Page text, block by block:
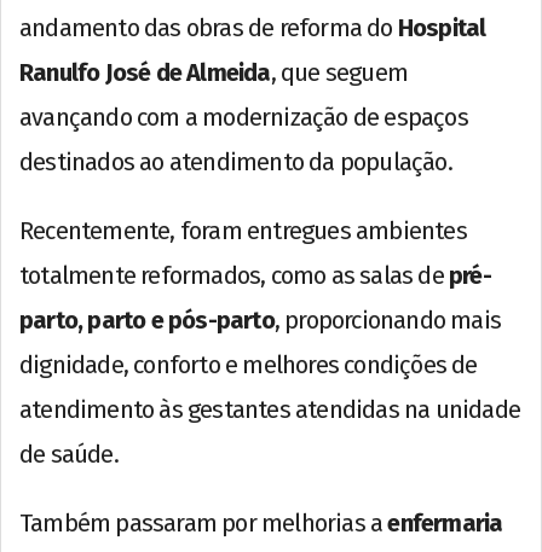
andamento das obras de reforma do Hospital
Ranulfo José de Almeida, que seguem
avançando com a modernização de espaços
destinados ao atendimento da população.
Recentemente, foram entregues ambientes
totalmente reformados, como as salas de pré-
parto, parto e pós-parto, proporcionando mais
dignidade, conforto e melhores condições de
atendimento às gestantes atendidas na unidade
de saúde.
Também passaram por melhorias aenfermaria